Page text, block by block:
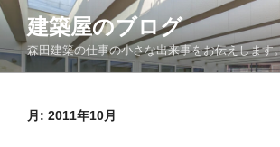
コ
ン
テ
ン
建築屋のブログ
森田建築の仕事の小さな出来事をお伝えします
月: 2011年10月